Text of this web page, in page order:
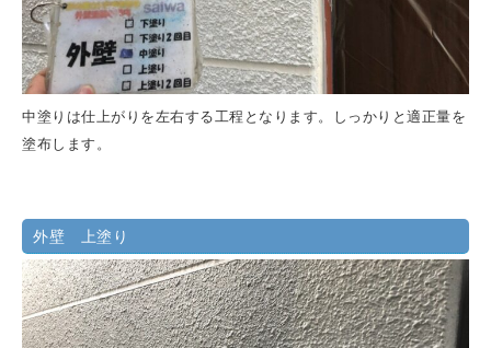
中塗りは仕上がりを左右する工程となります。しっかりと適正量を
塗布します。
外壁 上塗り